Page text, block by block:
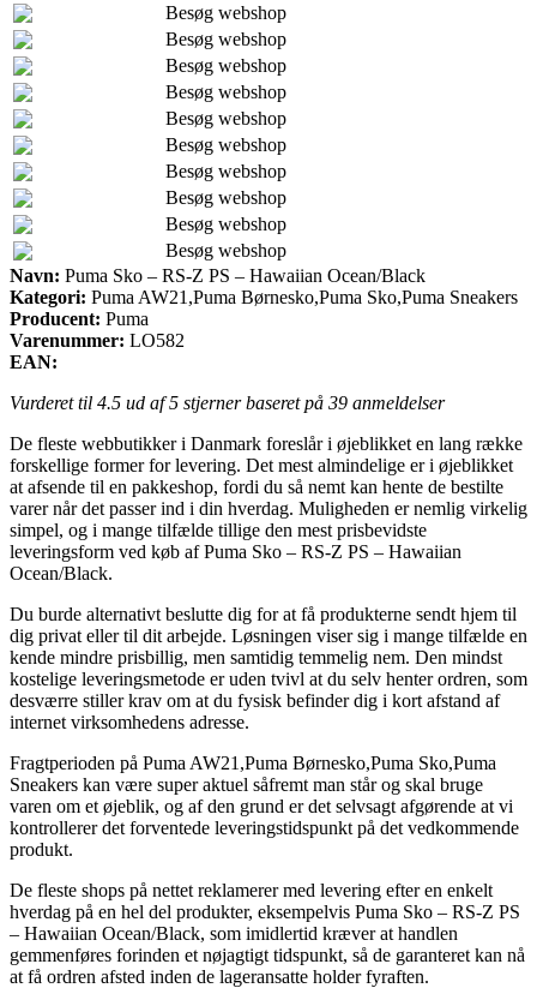
Besøg webshop
Besøg webshop
Besøg webshop
Besøg webshop
Besøg webshop
Besøg webshop
Besøg webshop
Besøg webshop
Besøg webshop
Besøg webshop
Navn: Puma Sko – RS-Z PS – Hawaiian Ocean/Black
Kategori: Puma AW21,Puma Børnesko,Puma Sko,Puma Sneakers
Producent: Puma
Varenummer: LO582
EAN:
Vurderet til 4.5 ud af 5 stjerner baseret på 39 anmeldelser
De fleste webbutikker i Danmark foreslår i øjeblikket en lang række
forskellige former for levering. Det mest almindelige er i øjeblikket
at afsende til en pakkeshop, fordi du så nemt kan hente de bestilte
varer når det passer ind i din hverdag. Muligheden er nemlig virkelig
simpel, og i mange tilfælde tillige den mest prisbevidste
leveringsform ved køb af Puma Sko – RS-Z PS – Hawaiian
Ocean/Black.
Du burde alternativt beslutte dig for at få produkterne sendt hjem til
dig privat eller til dit arbejde. Løsningen viser sig i mange tilfælde en
kende mindre prisbillig, men samtidig temmelig nem. Den mindst
kostelige leveringsmetode er uden tvivl at du selv henter ordren, som
desværre stiller krav om at du fysisk befinder dig i kort afstand af
internet virksomhedens adresse.
Fragtperioden på Puma AW21,Puma Børnesko,Puma Sko,Puma
Sneakers kan være super aktuel såfremt man står og skal bruge
varen om et øjeblik, og af den grund er det selvsagt afgørende at vi
kontrollerer det forventede leveringstidspunkt på det vedkommende
produkt.
De fleste shops på nettet reklamerer med levering efter en enkelt
hverdag på en hel del produkter, eksempelvis Puma Sko – RS-Z PS
– Hawaiian Ocean/Black, som imidlertid kræver at handlen
gemmenføres forinden et nøjagtigt tidspunkt, så de garanteret kan nå
at få ordren afsted inden de lageransatte holder fyraften.